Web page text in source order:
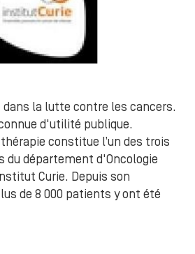
dans la lutte contre les cancers.
d'utilité publique.
constitue l’un des trois
du département d'Oncologie
Curie. Depuis son
de 8 000 patients y ont été